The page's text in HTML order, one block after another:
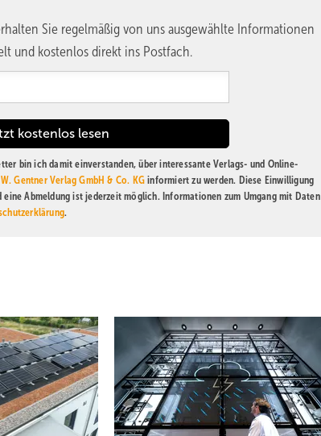
Sie regelmäßig von uns ausgewählte Informationen
und kostenlos direkt ins Postfach.
bin ich damit einverstanden, über interessante Verlags- und Online-
Gentner Verlag GmbH & Co. KG informiert zu werden. Diese Einwilligung
eine Abmeldung ist jederzeit möglich. Informationen zum Umgang mit Daten
.